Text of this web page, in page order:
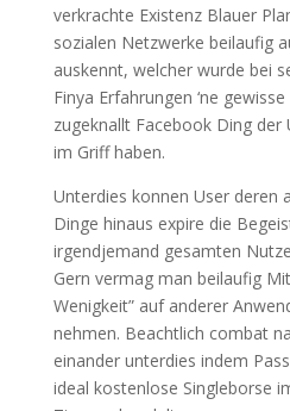
verkrachte Existenz Blauer
sozialen Netzwerke beilaufig
auskennt, welcher wurde bei
Finya Erfahrungen ‘ne
zugeknallt Facebook Ding der
im Griff haben.
Unterdies konnen User deren
Dinge hinaus expire die
irgendjemand gesamten
Gern vermag man beilaufig
Wenigkeit” auf anderer
nehmen. Beachtlich combat
einander unterdies indem
ideal kostenlose Singleborse